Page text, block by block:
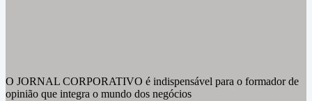
O JORNAL CORPORATIVO é indispensável para o formador de
opinião que integra o mundo dos negócios